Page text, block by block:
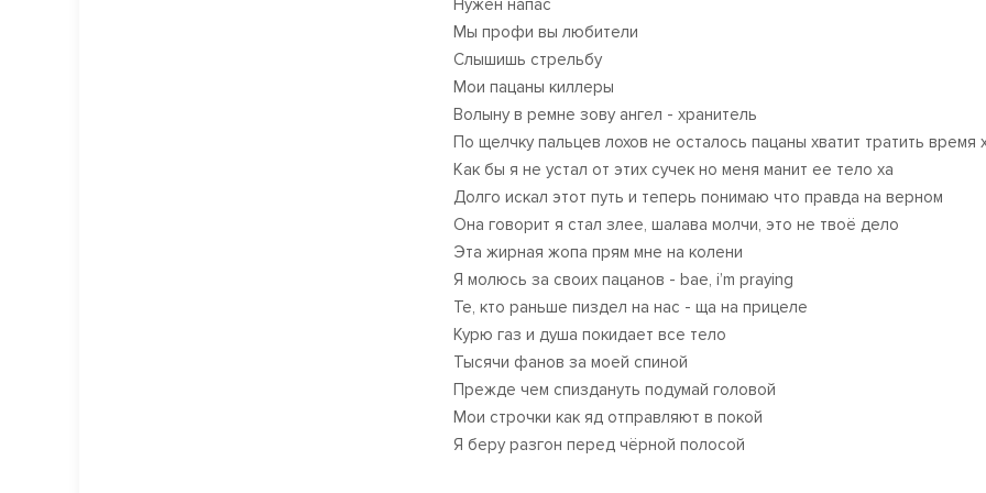
Нужен напас
Мы профи вы любители
Слышишь стрельбу
Мои пацаны киллеры
Волыну в ремне зову ангел - хранитель
По щелчку пальцев лохов не осталось пацаны хватит тратить время
Как бы я не устал от этих сучек но меня манит ее тело ха
Долго искал этот путь и теперь понимаю что правда на верном
Она говорит я стал злее, шалава молчи, это не твоё дело
Эта жирная жопа прям мне на колени
Я молюсь за своих пацанов - bae, i’m praying
Те, кто раньше пиздел на нас - ща на прицеле
Курю газ и душа покидает все тело
Тысячи фанов за моей спиной
Прежде чем спиздануть подумай головой
Мои строчки как яд отправляют в покой
Я беру разгон перед чёрной полосой